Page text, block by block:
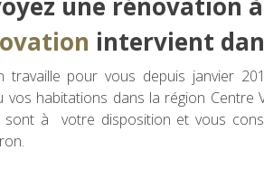
intervient
travaille pour vous depuis janvier
vos habitations dans la région Centre
sont à votre disposition et vous